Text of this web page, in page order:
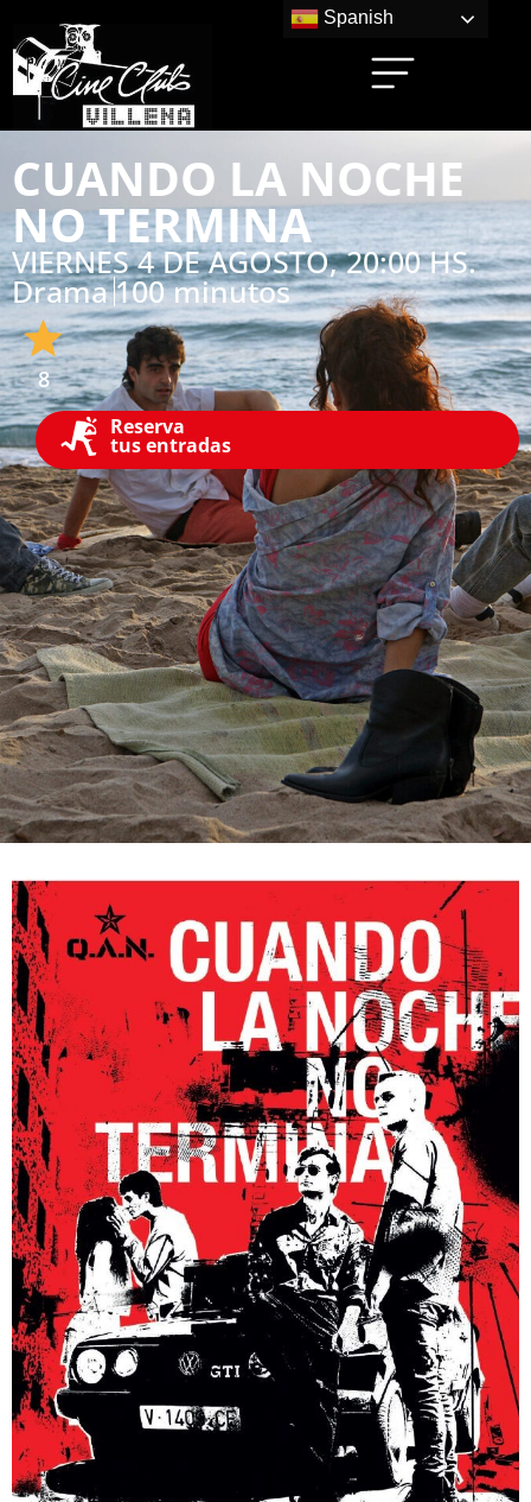
CUANDO LA NOCHE
NO TERMINA
VIERNES 4 DE AGOSTO, 20:00 HS.
Drama100 minutos
8
Reserva
tus entradas
Spanish